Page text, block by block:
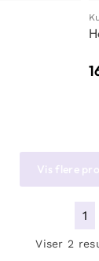
Vis flere
1
Viser 2